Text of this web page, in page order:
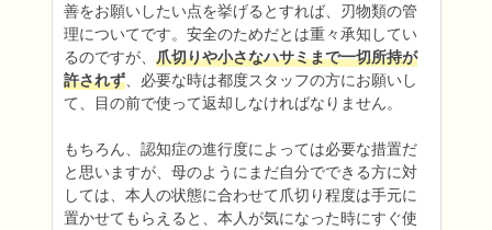
善をお願いしたい点を挙げるとすれば、刃物類の管
理についてです。安全のためだとは重々承知してい
るのですが、 爪切りや小さなハサミまで一切所持が
許されず、必要な時は都度スタッフの方にお願いし
て、目の前で使って返却しなければなりません。
もちろん、認知症の進行度によっては必要な措置だ
と思いますが、母のようにまだ自分でできる方に対
しては、本人の状態に合わせて爪切り程度は手元に
置かせてもらえると、本人が気になった時にすぐ使